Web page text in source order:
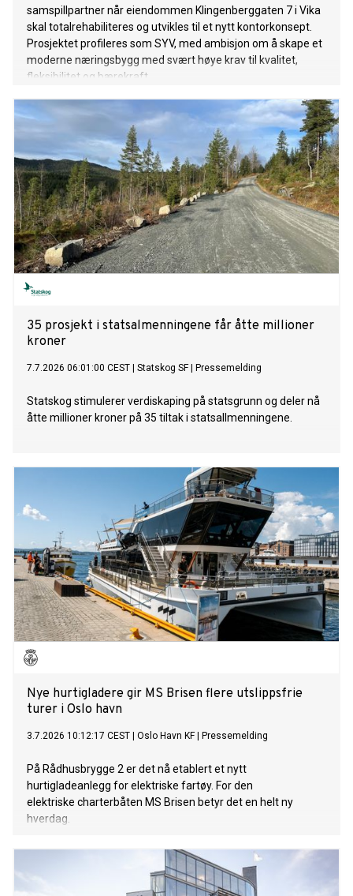
samspillpartner når eiendommen Klingenberggaten 7 i Vika
skal totalrehabiliteres og utvikles til et nytt kontorkonsept.
Prosjektet profileres som SYV, med ambisjon om å skape et
moderne næringsbygg med svært høye krav til kvalitet,
fleksibilitet og bærekraft.
35 prosjekt i statsalmenningene får åtte millioner
kroner
7.7.2026 06:01:00 CEST Statskog SF| Pressemelding
Statskog stimulerer verdiskaping på statsgrunn og deler nå
åtte millioner kroner på 35 tiltak i statsallmenningene.
Nye hurtigladere gir MS Brisen flere utslippsfrie
turer i Oslo havn
3.7.2026 10:12:17 CEST Oslo Havn KF| Pressemelding
På Rådhusbrygge 2 er det nå etablert et nytt
hurtigladeanlegg for elektriske fartøy. For den
elektriske charterbåten MS Brisen betyr det en helt ny
hverdag.